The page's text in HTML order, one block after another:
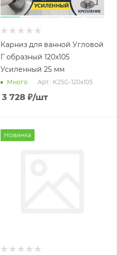
Карниз для ванной Угловой
Г образный 120х105
Усиленный 25 мм
Много Арт.: K25G-120x105
3 728₽/шт
Новинка